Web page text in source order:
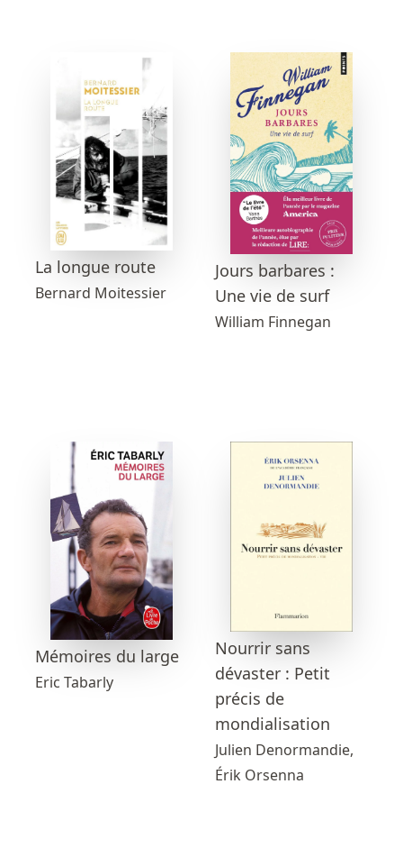
La longue route
Bernard Moitessier
Jours barbares :
Une vie de surf
William Finnegan
Mémoires du large
Eric Tabarly
Nourrir sans
dévaster : Petit
précis de
mondialisation
Julien Denormandie,
Érik Orsenna